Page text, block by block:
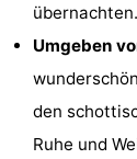
Wandern
Unterhaltung
Nachtleben
Essen
übernachten.
Umgeben
den
Ruhe und